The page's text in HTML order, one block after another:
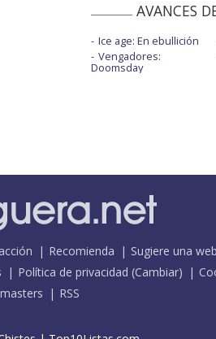
AVANCES
Ice age: En ebullición
Vengadores:
Doomsday
Recomienda
Sugiere una web
Política de privacidad (Cambiar)
RSS